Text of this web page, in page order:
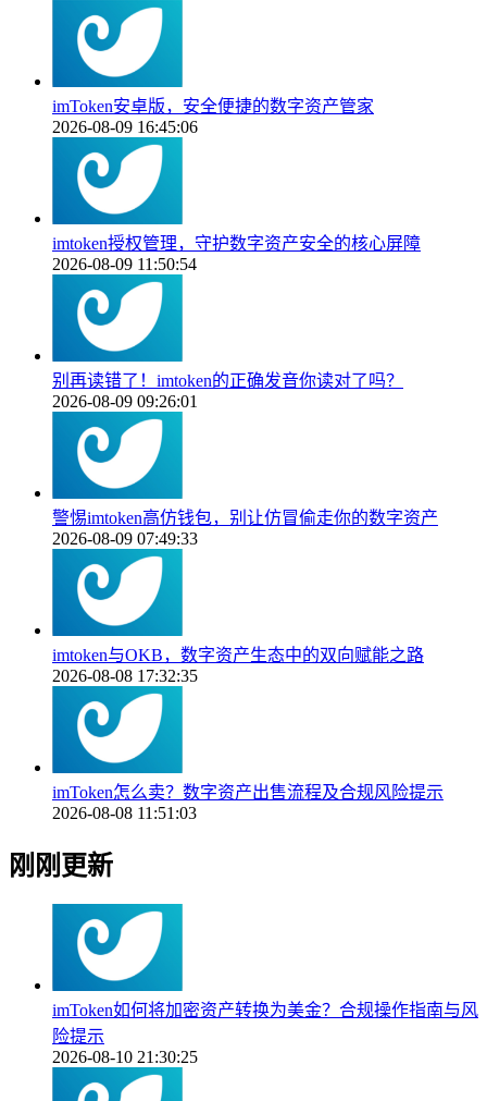
imToken安卓版，安全便捷的数字资产管家
2026-08-09 16:45:06
imtoken授权管理，守护数字资产安全的核心屏障
2026-08-09 11:50:54
别再读错了！imtoken的正确发音你读对了吗？
2026-08-09 09:26:01
警惕imtoken高仿钱包，别让仿冒偷走你的数字资产
2026-08-09 07:49:33
imtoken与OKB，数字资产生态中的双向赋能之路
2026-08-08 17:32:35
imToken怎么卖？数字资产出售流程及合规风险提示
2026-08-08 11:51:03
刚刚更新
imToken如何将加密资产转换为美金？合规操作指南与风
险提示
2026-08-10 21:30:25